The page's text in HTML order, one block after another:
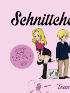
Inhalt
springen